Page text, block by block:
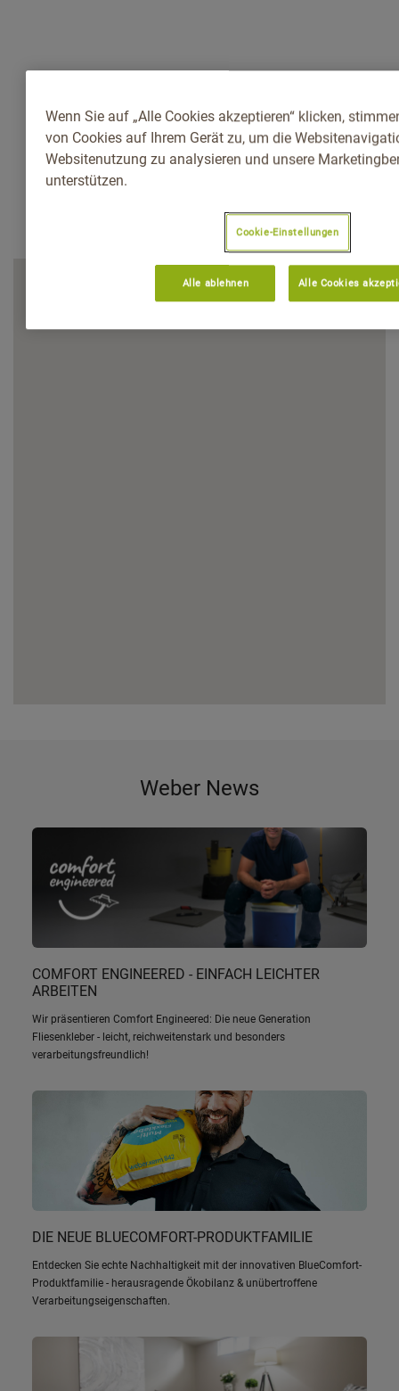
Weber News
COMFORT ENGINEERED - EINFACH LEICHTER
ARBEITEN
Wir präsentieren Comfort Engineered: Die neue Generation
Fliesenkleber - leicht, reichweitenstark und besonders
verarbeitungsfreundlich!
DIE NEUE BLUECOMFORT-PRODUKTFAMILIE
Entdecken Sie echte Nachhaltigkeit mit der innovativen BlueComfort-
Produktfamilie - herausragende Ökobilanz & unübertroffene
Verarbeitungseigenschaften.
Wenn Sie auf „Alle Cookies akzeptieren“ klicken,
von Cookies auf Ihrem Gerät zu, um die
Websitenutzung zu analysieren und unsere
unterstützen.
Cookie-Einstellungen
Alle ablehnen Alle Cookies